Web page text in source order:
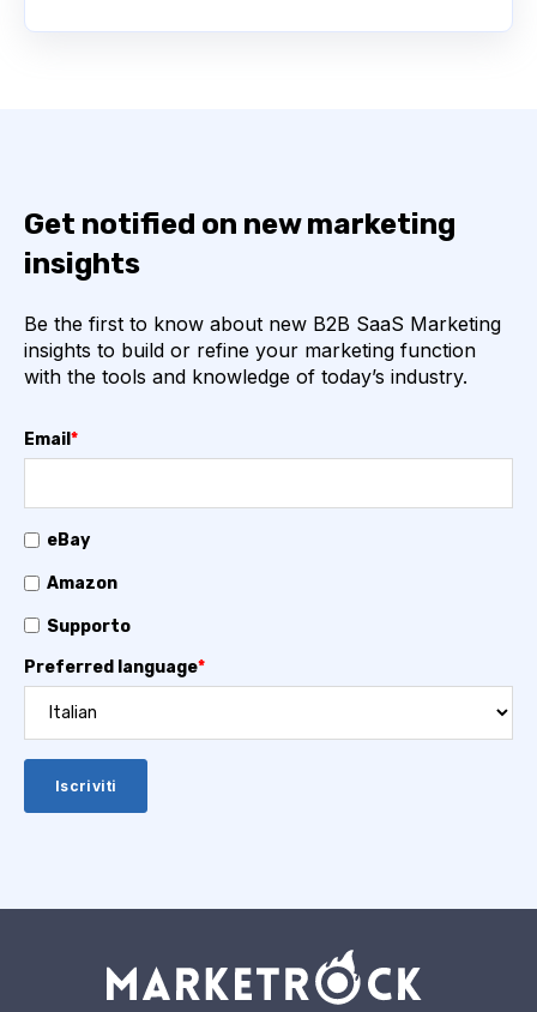
Get notified on new marketing
insights
Be the first to know about new B2B SaaS Marketing
insights to build or refine your marketing function
with the tools and knowledge of today’s industry.
Email *
eBay
Amazon
Supporto
Preferred language*